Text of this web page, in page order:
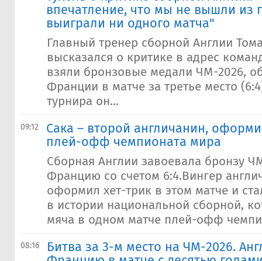
впечатление, что мы не вышли из
выиграли ни одного матча"
Главный тренер сборной Англии
высказался о критике в адрес
взяли бронзовые медали ЧМ-2026,
Франции в матче за третье место
турнира он...
09:12
​Сака – второй англичанин,
плей-офф чемпионата мира
Сборная Англии завоевала бронзу
Францию со счетом 6:4.Вингер
оформил хет-трик в этом матче и
в истории национальной сборной,
мяча в одном матче плей-офф
08:16
Битва за 3-м место на ЧМ-2026.